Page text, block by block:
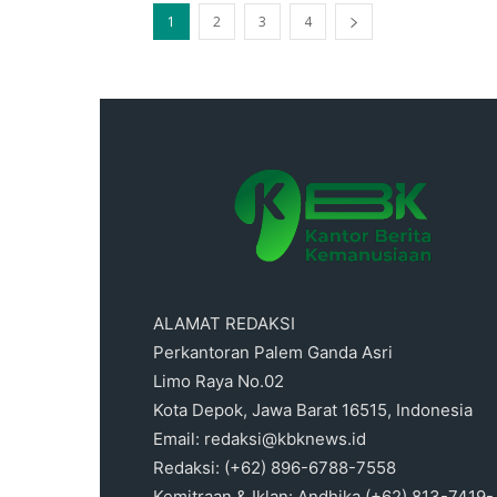
1 2 3 4
ALAMAT REDAKSI
Perkantoran Palem Ganda Asri
Limo Raya No.02
Kota Depok, Jawa Barat 16515, Indonesia
Email: redaksi@kbknews.id
Redaksi: (+62) 896-6788-7558